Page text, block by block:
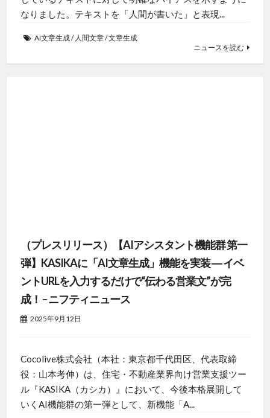
なりました。テキストを「人間が書いた」と表現...
AI文章生成/ 人間文章/文章生成
ニュースを読む
役：山本考伸）は、住宅・不動産業界向け営業支援ツー
ル『KASIKA（カシカ）』において、今後本格展開して
いくAI機能群の第一弾として、新機能「A...
AI文章生成/プレスリリース